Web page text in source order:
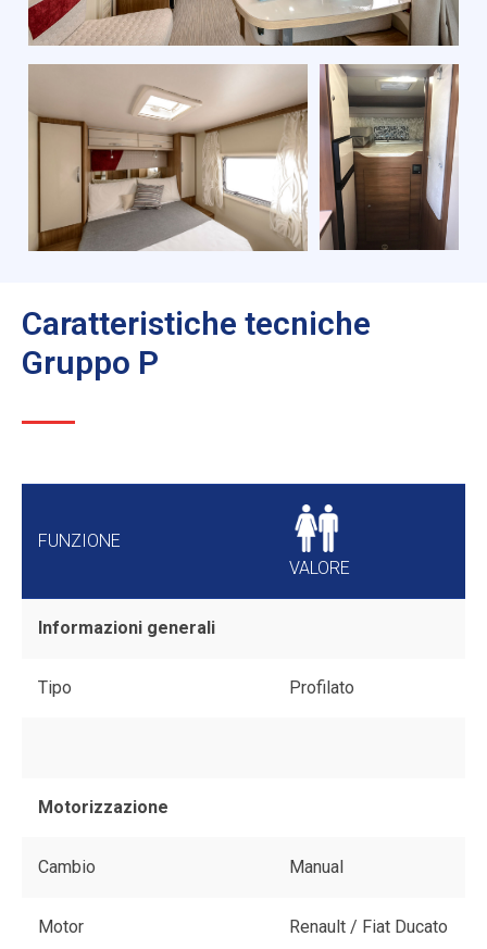
Caratteristiche tecniche
Gruppo P
FUNZIONE
VALORE
Informazioni generali
Tipo Profilato
Motorizzazione
Cambio Manual
Motor Renault / Fiat Ducato